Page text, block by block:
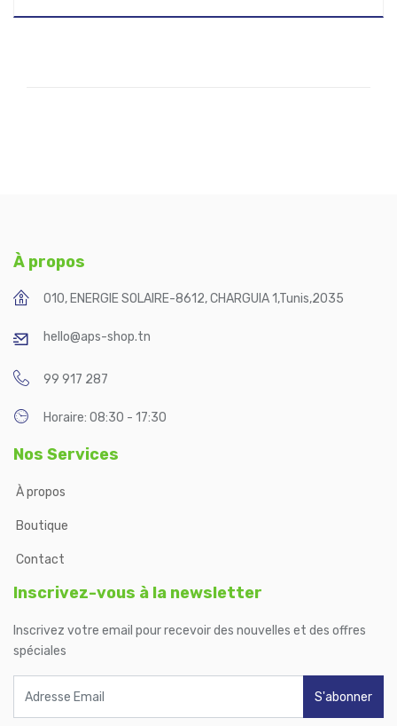
À propos
010, ENERGIE SOLAIRE-8612, CHARGUIA 1,Tunis,2035
hello@aps-shop.tn
99 917 287
Horaire: 08:30 - 17:30
Nos Services
À propos
Boutique
Contact
Inscrivez-vous à la newsletter
Inscrivez votre email pour recevoir des nouvelles et des offres
spéciales
S'abonner